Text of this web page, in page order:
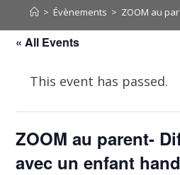
> Évènements > ZOOM au
« All Events
This event has passed.
ZOOM au parent-
avec un enfant